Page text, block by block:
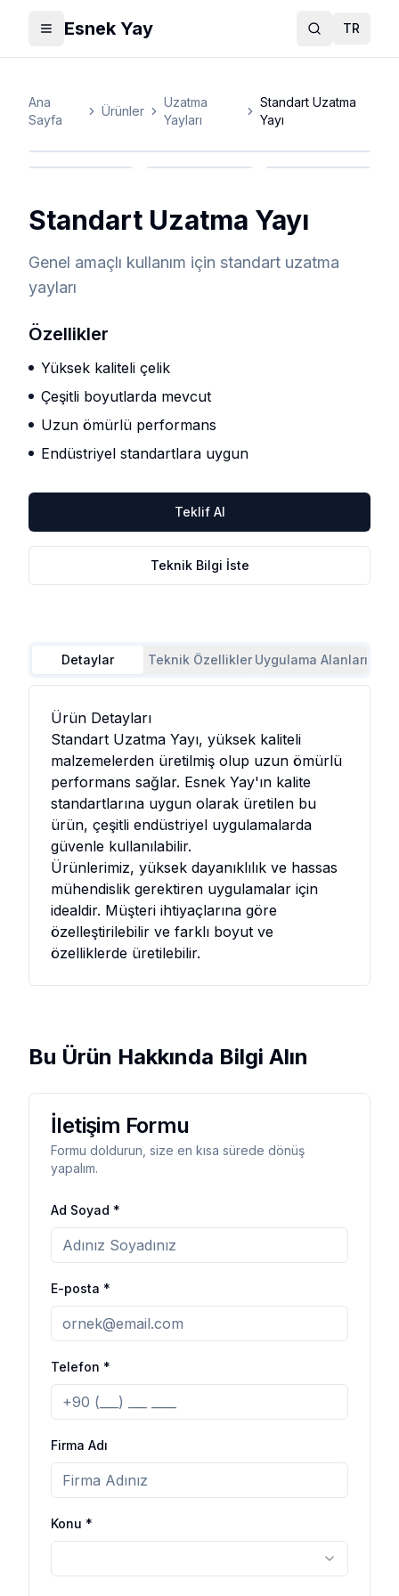
Toggle menu
Esnek Yay Ara TR
Ana
Sayfa
Ürünler
Uzatma
Yayları
Standart Uzatma
Yayı
Standart Uzatma Yayı
Genel amaçlı kullanım için standart uzatma
yayları
Özellikler
Yüksek kaliteli çelik
Çeşitli boyutlarda mevcut
Uzun ömürlü performans
Endüstriyel standartlara uygun
Teklif Al
Teknik Bilgi İste
Detaylar Teknik Özellikler Uygulama Alanları
Ürün Detayları
Standart Uzatma Yayı, yüksek kaliteli
malzemelerden üretilmiş olup uzun ömürlü
performans sağlar. Esnek Yay'ın kalite
standartlarına uygun olarak üretilen bu
ürün, çeşitli endüstriyel uygulamalarda
güvenle kullanılabilir.
Ürünlerimiz, yüksek dayanıklılık ve hassas
mühendislik gerektiren uygulamalar için
idealdir. Müşteri ihtiyaçlarına göre
özelleştirilebilir ve farklı boyut ve
özelliklerde üretilebilir.
Bu Ürün Hakkında Bilgi Alın
İletişim Formu
Formu doldurun, size en kısa sürede dönüş
yapalım.
Ad Soyad *
E-posta *
Telefon *
Firma Adı
Konu *